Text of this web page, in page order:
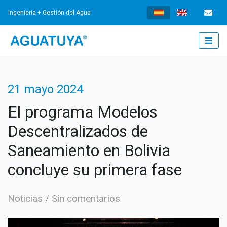
Ingeniería + Gestión del Agua
INGENIERÍA
AGUA POTABLE
SISTEMAS DE DRENAJE URBANO SOSTENIBLES
FORTALECIMIENTO INSTITUCIONALDOCUMENTOS
21 mayo 2024
El programa Modelos
Descentralizados de
Saneamiento en Bolivia
concluye su primera fase
Noticias Sin comentarios